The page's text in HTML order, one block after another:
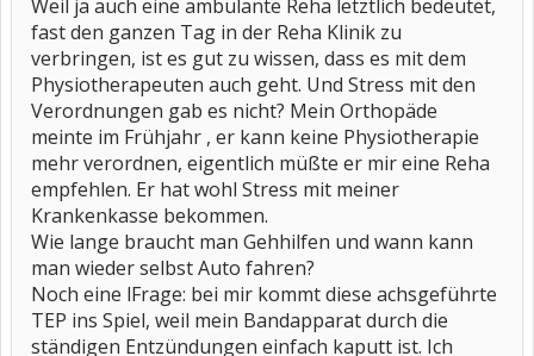
Weil ja auch eine ambulante Reha letztlich bedeutet,
fast den ganzen Tag in der Reha Klinik zu
verbringen, ist es gut zu wissen, dass es mit dem
Physiotherapeuten auch geht. Und Stress mit den
Verordnungen gab es nicht? Mein Orthopäde
meinte im Frühjahr , er kann keine Physiotherapie
mehr verordnen, eigentlich müßte er mir eine Reha
empfehlen. Er hat wohl Stress mit meiner
Krankenkasse bekommen.
Wie lange braucht man Gehhilfen und wann kann
man wieder selbst Auto fahren?
Noch eine lFrage: bei mir kommt diese achsgeführte
TEP ins Spiel, weil mein Bandapparat durch die
ständigen Entzündungen einfach kaputt ist. Ich